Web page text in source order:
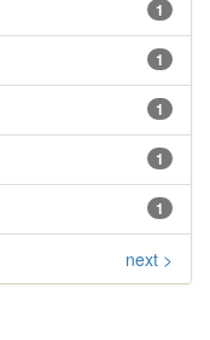
1
1
1
1
1
next >